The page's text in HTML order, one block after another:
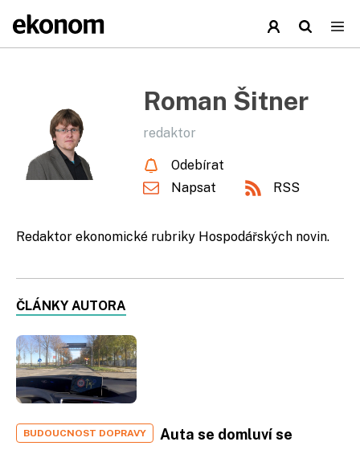
Roman Šitner
redaktor
Odebírat
Napsat
RSS
Redaktor ekonomické rubriky Hospodářských novin.
ČLÁNKY AUTORA
BUDOUCNOST DOPRAVY
Auta se domluví se